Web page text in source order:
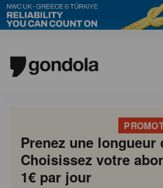
Prenez une longueur
Choisissez votre
1€ par jour